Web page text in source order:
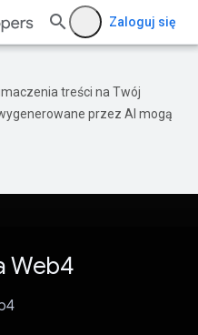
Zaloguj się
treści na Twój
przez AI mogą
Web4